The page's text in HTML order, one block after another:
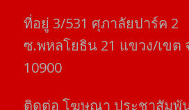
ที่อยู่​ 3/531​ ศุภาลัยปาร์ค​ 2
ซ.พหลโยธิน​ 21​ แขวง/เขต​
10900
ติดต่อ​ โฆษณา​ ประชาสัมพั